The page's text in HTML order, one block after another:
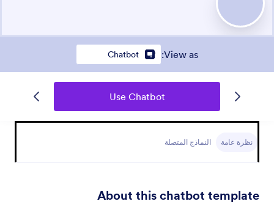
View as
:
Chatbot
Use Chatbot
نظرة عامة النماذج المتصلة
About this chatbot template